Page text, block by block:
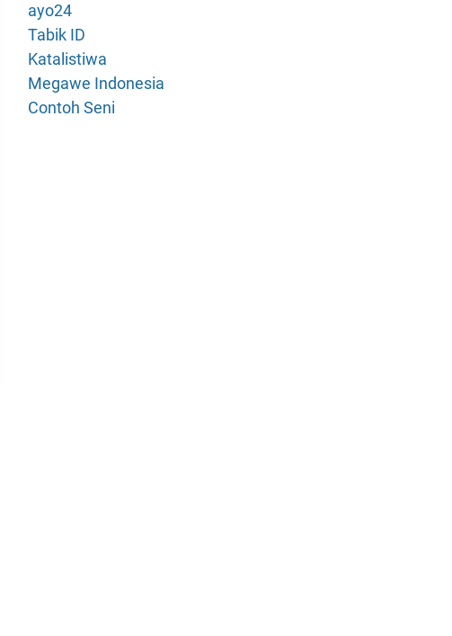
ayo24
Tabik ID
Katalistiwa
Megawe Indonesia
Contoh Seni